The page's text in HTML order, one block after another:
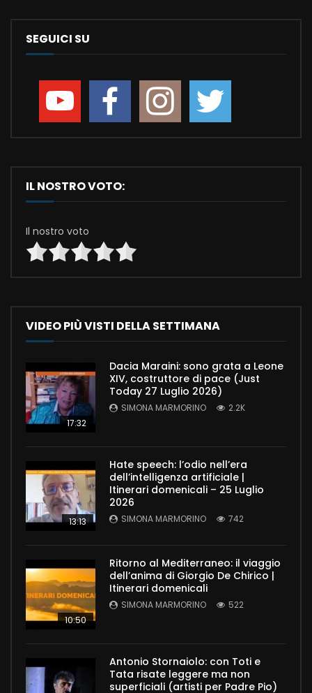
SEGUICI SU
IL NOSTRO VOTO:
Il nostro voto
VIDEO PIÙ VISTI DELLA SETTIMANA
17:32
Dacia Maraini: sono grata a Leone
XIV, costruttore di pace (Just
Today 27 Luglio 2026)
SIMONA MARMORINO 2.2K
13:13
Hate speech: l’odio nell’era
dell’intelligenza artificiale |
Itinerari domenicali – 25 Luglio
2026
SIMONA MARMORINO 742
10:50
Ritorno al Mediterraneo: il viaggio
dell’anima di Giorgio De Chirico |
Itinerari domenicali
SIMONA MARMORINO 522
Antonio Stornaiolo: con Toti e
Tata risate leggere ma non
superficiali (artisti per Padre Pio)